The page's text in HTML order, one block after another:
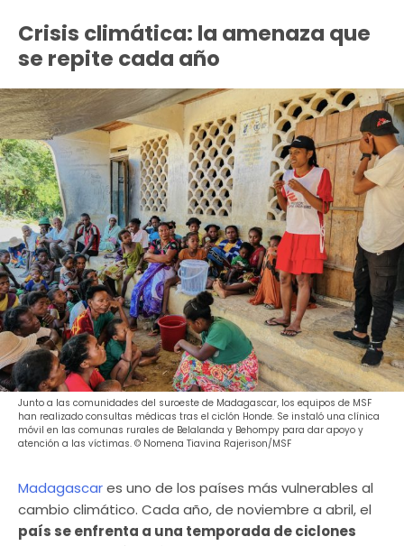
Crisis climática: la amenaza que
se repite cada año
Junto a las comunidades del suroeste de Madagascar, los equipos de MSF
han realizado consultas médicas tras el ciclón Honde. Se instaló una clínica
móvil en las comunas rurales de Belalanda y Behompy para dar apoyo y
atención a las víctimas. © Nomena Tiavina Rajerison/MSF
Madagascares uno de los países más vulnerables al
cambio climático. Cada año, de noviembre a abril, el
país se enfrenta a una temporada de ciclones